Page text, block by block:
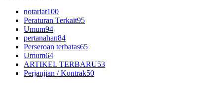
notariat100
Peraturan Terkait95
Umum94
pertanahan84
Perseroan terbatas65
Umum64
ARTIKEL TERBARU53
Perjanjian / Kontrak50